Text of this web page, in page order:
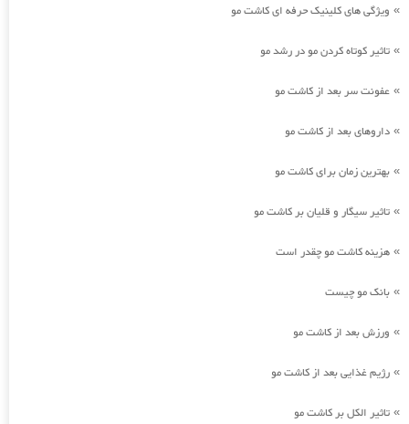
» ویژگی های کلینیک حرفه ای کاشت مو
» تاثیر کوتاه کردن مو در رشد مو
» عفونت سر بعد از کاشت مو
» داروهای بعد از کاشت مو
» بهترین زمان برای کاشت مو
» تاثیر سیگار و قلیان بر کاشت مو
» هزینه کاشت مو چقدر است
» بانک مو چیست
» ورزش بعد از کاشت مو
» رژیم غذایی بعد از کاشت مو
» تاثیر الکل بر کاشت مو